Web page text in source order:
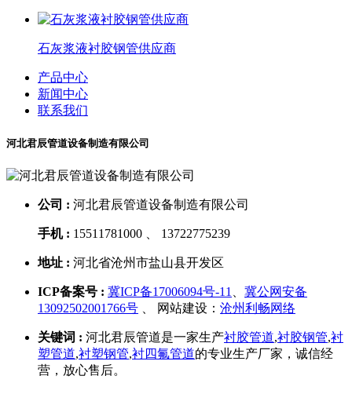
石灰浆液衬胶钢管供应商
产品中心
新闻中心
联系我们
河北君辰管道设备制造有限公司
公司 : 河北君辰管道设备制造有限公司
手机 : 15511781000 、 13722775239
地址 : 河北省沧州市盐山县开发区
ICP备案号 : 冀ICP备17006094号-11
冀公网安备
13092502001766号 、 网站建设： 沧州利畅网络
关键词 : 河北君辰管道是一家生产衬胶管道,衬胶钢管,衬
塑管道,衬塑钢管,衬四氟管道的专业生产厂家，诚信经
营，放心售后。